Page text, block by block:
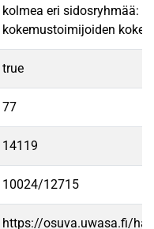
kolmea eri sidosryhmää:
kokemustoimijoiden
true
77
14119
10024/12715
https://osuva.uwasa.fi/